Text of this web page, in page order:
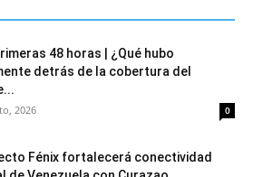
48 horas | ¿Qué hubo
detrás de la cobertura del
2026 0
Fénix fortalecerá conectividad